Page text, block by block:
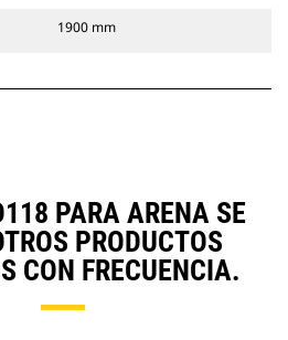
1900 mm
PARA ARENA SE
PRODUCTOS
CON FRECUENCIA.